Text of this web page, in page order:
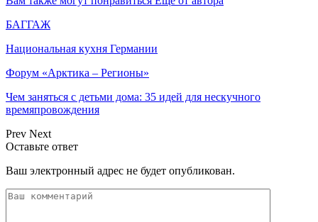
БАГГАЖ
Национальная кухня Германии
Форум «Арктика – Регионы»
Чем заняться с детьми дома: 35 идей для нескучного
времяпровождения
Prev Next
Оставьте ответ
Ваш электронный адрес не будет опубликован.